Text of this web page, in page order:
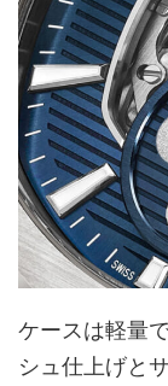
ケースは軽量
シュ仕上げと